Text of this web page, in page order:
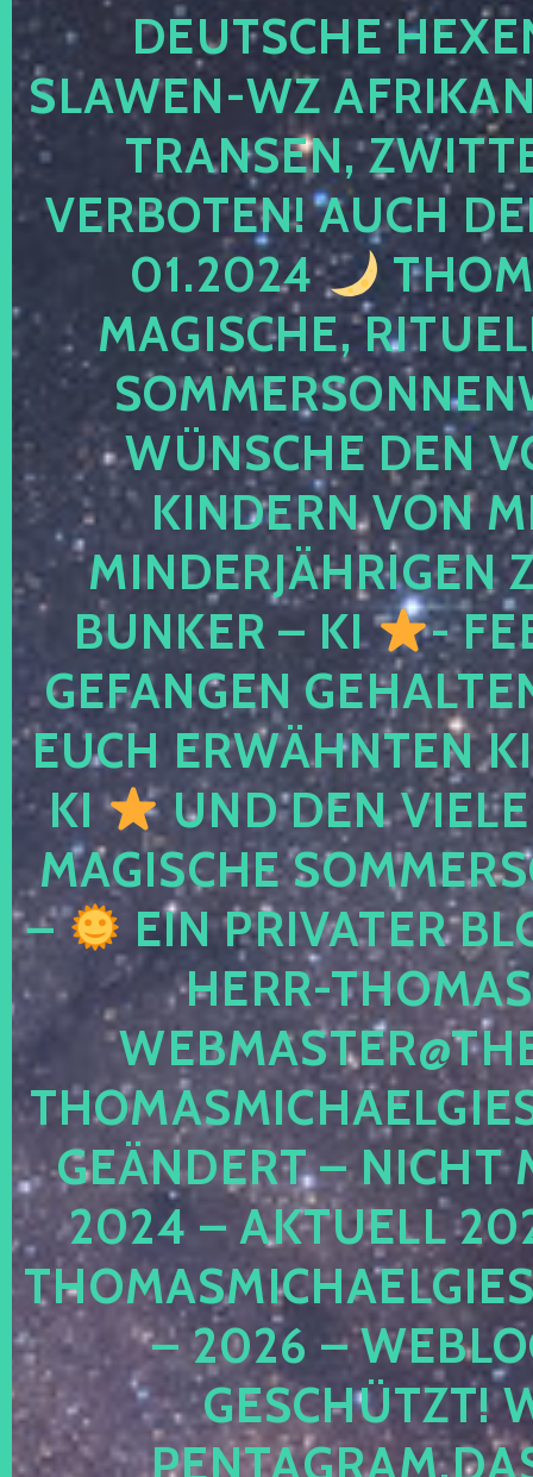
DEUTSCHE
SLAWEN-WZ
TRANSEN,
VERBOTEN! AUCH
01.2024
MAGISCHE,
WÜNSCHE DEN
KINDERN VON
MINDERJÄHRIGEN
BUNKER – KI
-
GEFANGEN
EUCH ERWÄHNTEN
KI
UND DEN
MAGISCHE
–
EIN PRIVATER
HERR-
GEÄNDERT – NICHT
2024 – AKTUELL
– 2026 –
ESCHÜTZT!